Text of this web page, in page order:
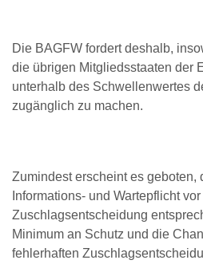
Die BAGFW fordert deshalb,
die übrigen Mitgliedsstaaten der
unterhalb des Schwellenwertes
zugänglich zu machen.
Zumindest erscheint es geboten,
Informations- und Wartepflicht
Zuschlagsentscheidung
Minimum an Schutz und die
fehlerhaften